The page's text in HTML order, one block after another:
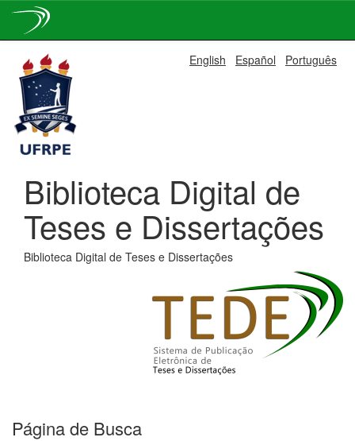
navigation
English Español Português
Biblioteca Digital de
Teses e Dissertações
Biblioteca Digital de Teses e Dissertações
Página de Busca